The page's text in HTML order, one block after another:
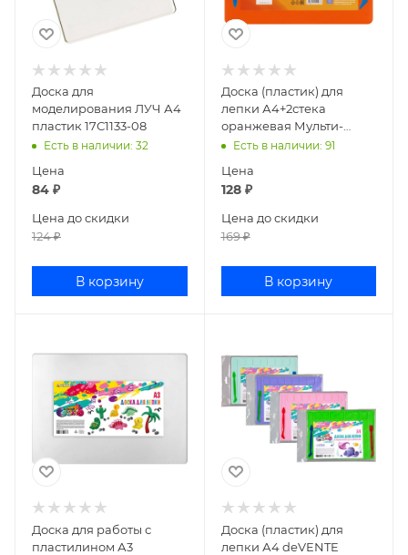
Доска для
моделирования ЛУЧ А4
пластик 17С1133-08
Есть в наличии: 32
Цена
84 ₽
Цена до скидки
124₽
В корзину
Доска (пластик) для
лепки А4+2стека
оранжевая Мульти-
Пульти ДЛ_14426/
Есть в наличии: 91
Цена
128₽
Цена до скидки
169₽
В корзину
Доска для работы с
пластилином А3
Доска (пластик) для
лепки А4 deVENTE